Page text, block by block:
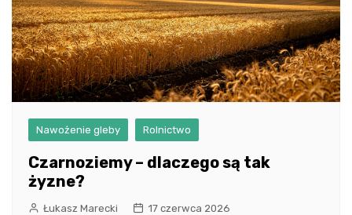
Nawożenie gleby Rolnictwo
Czarnoziemy – dlaczego są tak
żyzne?
Łukasz Marecki 17 czerwca 2026